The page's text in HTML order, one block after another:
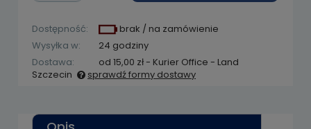
Dostępność:
brak / na zamówienie
Wysyłka w:
24 godziny
Dostawa:
od 15,00 zł- Kurier Office - Land
Szczecin
sprawdź formy dostawy